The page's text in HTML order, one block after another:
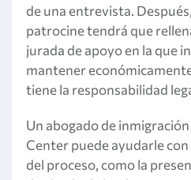
de una entrevista.
patrocine tendrá que
jurada de apoyo en la que
mantener
tiene la responsabilidad
Un abogado de
Center puede ayudarle
del proceso, como la